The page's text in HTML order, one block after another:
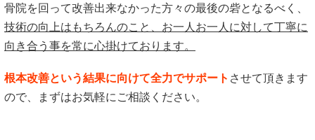
骨院を回って改善出来なかった方々の最後の砦となるべく、
技術の向上はもちろんのこと、お一人お一人に対して丁寧に
向き合う事を常に心掛けております。
根本改善という結果に向けて全力でサポート させて頂きます
ので、まずはお気軽にご相談ください。